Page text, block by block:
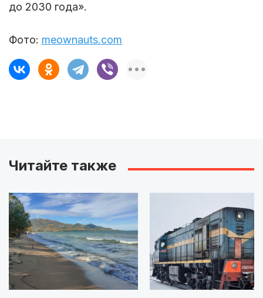
до 2030 года».
Фото: meownauts.com
Читайте также